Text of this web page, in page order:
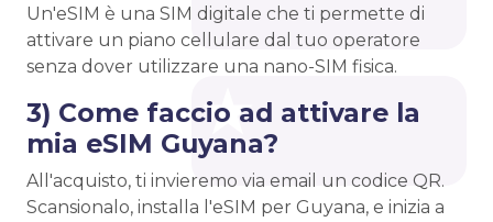
Un'eSIM è una SIM digitale che ti permette di
attivare un piano cellulare dal tuo operatore
senza dover utilizzare una nano-SIM fisica.
3) Come faccio ad attivare la
mia eSIM Guyana?
All'acquisto, ti invieremo via email un codice QR.
Scansionalo, installa l'eSIM per Guyana, e inizia a